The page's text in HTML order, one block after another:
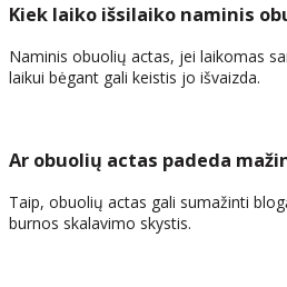
Kiek laiko išsilaiko naminis
Naminis obuolių actas, jei laikomas
laikui bėgant gali keistis jo išvaizda.
Ar obuolių actas padeda
Taip, obuolių actas gali sumažinti
burnos skalavimo skystis.